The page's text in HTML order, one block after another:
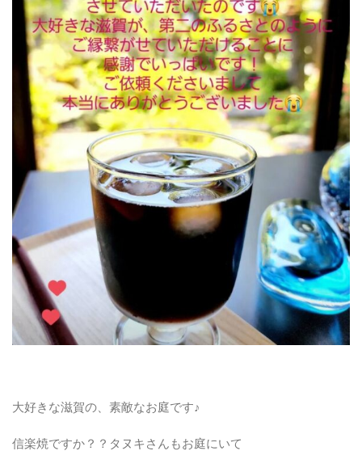
大好きな滋賀の、素敵なお庭です♪
信楽焼ですか？？タヌキさんもお庭にいて